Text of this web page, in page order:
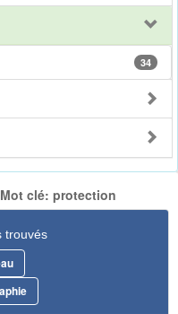
34
clé: protection
trouvés